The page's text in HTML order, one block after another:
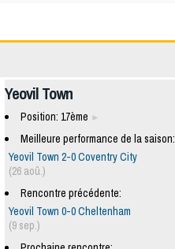
Yeovil Town
Position: 17ème
Meilleure performance de la saison:
Yeovil Town 2-0 Coventry City
(26 aoû.)
Rencontre précédente:
Yeovil Town 0-0 Cheltenham
(9 sep.)